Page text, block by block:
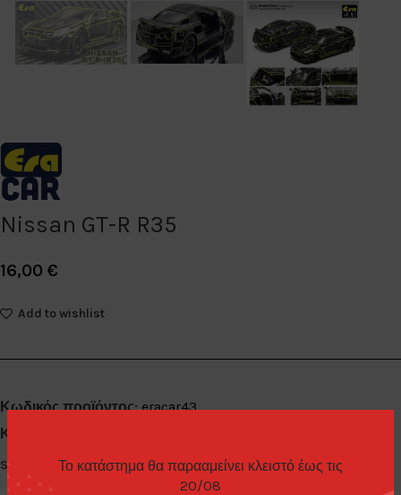
Το κατάστημα θα παρααμείνει κλειστό έως τις
20/08
Nissan GT-R R35
16,00 €
Add to wishlist
Κωδικός προϊόντος:eracar43
Κατηγορίες:
Share: